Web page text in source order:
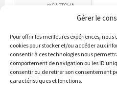
Gérer le
Pour offrir les meilleures expériences,
cookies pour stocker et/ou accéder aux
consentir à ces technologies nous
comportement de navigation ou les ID
consentir ou de retirer son consentement
caractéristiques et fonctions.